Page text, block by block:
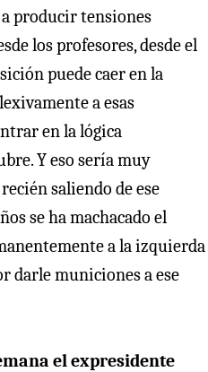
a producir tensiones
los profesores, desde el
puede caer en la
a esas
en la lógica
Y eso sería muy
saliendo de ese
se ha machacado el
a la izquierda
darle municiones a ese
el expresidente